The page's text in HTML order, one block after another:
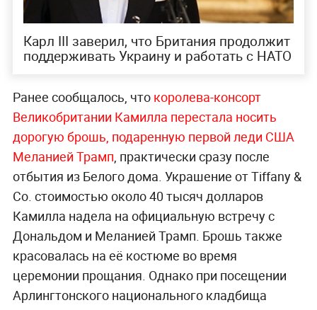
Карл III заверил, что Британия продолжит
поддерживать Украину и работать с НАТО
Ранее сообщалось, что королева-консорт
Великобритании Камилла перестала носить
дорогую брошь, подаренную первой леди США
Меланией Трамп, практически сразу после
отбытия из Белого дома. Украшение от Tiffany &
Co. стоимостью около 40 тысяч долларов
Камилла надела на официальную встречу с
Дональдом и Меланией Трамп. Брошь также
красовалась на её костюме во время
церемонии прощания. Однако при посещении
Арлингтонского национального кладбища